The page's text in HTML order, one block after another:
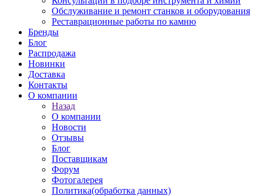
Обслуживание и ремонт станков и оборудования
Реставрационные работы по камню
Бренды
Блог
Распродажа
Новинки
Доставка
Контакты
О компании
Назад
О компании
Новости
Отзывы
Блог
Поставщикам
Форум
Фотогалерея
Политика(обработка данных)